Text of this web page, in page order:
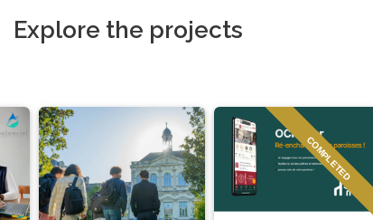
Explore the projects
COMPLETED